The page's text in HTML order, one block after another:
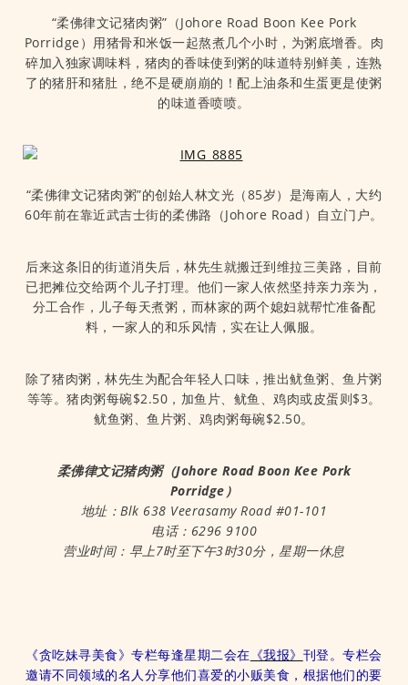
“柔佛律文记猪肉粥”（Johore Road Boon Kee Pork
Porridge）用猪骨和米饭一起熬煮几个小时，为粥底增香。肉
碎加入独家调味料，猪肉的香味使到粥的味道特别鲜美，连熟
了的猪肝和猪肚，绝不是硬崩崩的！配上油条和生蛋更是使粥
的味道香喷喷。
“柔佛律文记猪肉粥”的创始人林文光（85岁）是海南人，大约
60年前在靠近武吉士街的柔佛路（Johore Road）自立门户。
后来这条旧的街道消失后，林先生就搬迁到维拉三美路，目前
已把摊位交给两个儿子打理。他们一家人依然坚持亲力亲为，
分工合作，儿子每天煮粥，而林家的两个媳妇就帮忙准备配
料，一家人的和乐风情，实在让人佩服。
除了猪肉粥，林先生为配合年轻人口味，推出鱿鱼粥、鱼片粥
等等。猪肉粥每碗$2.50，加鱼片、鱿鱼、鸡肉或皮蛋则$3。
鱿鱼粥、鱼片粥、鸡肉粥每碗$2.50。
柔佛律文记猪肉粥（Johore Road Boon Kee Pork
Porridge）
地址：Blk 638 Veerasamy Road #01-101
电话：6296 9100
营业时间：早上7时至下午3时30分，星期一休息
《贪吃妹寻美食》专栏每逢星期二会在 《我报》 刊登。专栏会
邀请不同领域的名人分享他们喜爱的小贩美食，根据他们的要